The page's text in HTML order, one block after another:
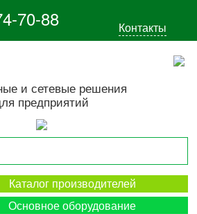
70-88 Контакты
и сетевые решения
предприятий
Каталог производителей
Основное оборудование